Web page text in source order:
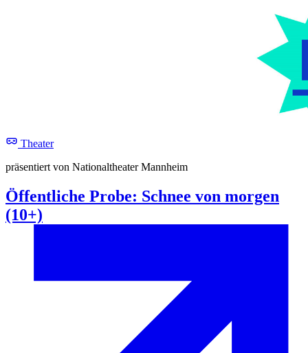
Theater
präsentiert von Nationaltheater Mannheim
Öffentliche Probe: Schnee von morgen
(10+)